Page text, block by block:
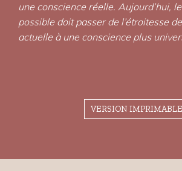
une conscience réelle. Aujourd’hui,
possible doit passer de l’étroitesse
actuelle à une conscience plus
VERSION IMPRIMABLE